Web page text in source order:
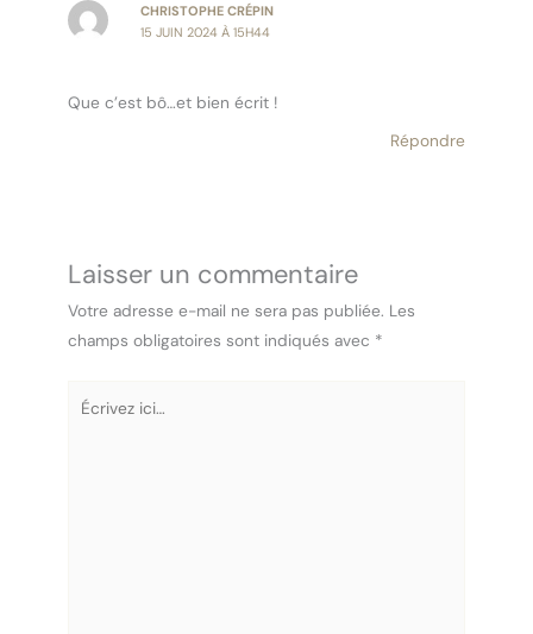
CHRISTOPHE CRÉPIN
15 JUIN 2024 À 15H44
Que c’est bô…et bien écrit !
Répondre
Laisser un commentaire
Votre adresse e-mail ne sera pas publiée. Les
champs obligatoires sont indiqués avec *